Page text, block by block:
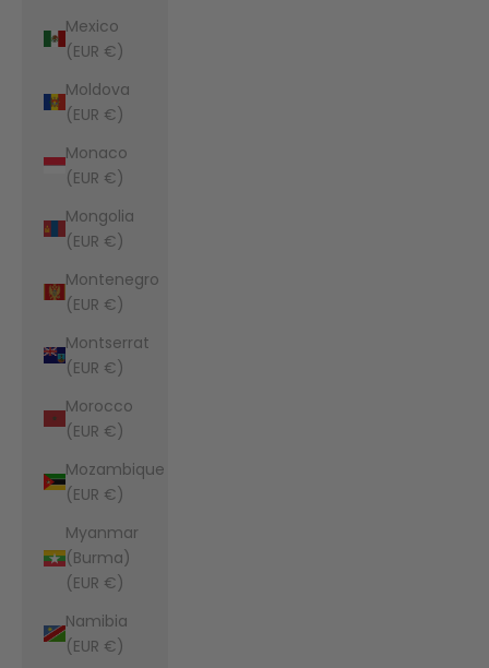
Mexico
(EUR €)
Moldova
(EUR €)
Monaco
(EUR €)
Mongolia
(EUR €)
Montenegro
(EUR €)
Montserrat
(EUR €)
Morocco
(EUR €)
Mozambique
(EUR €)
Myanmar
(Burma)
(EUR €)
Namibia
(EUR €)